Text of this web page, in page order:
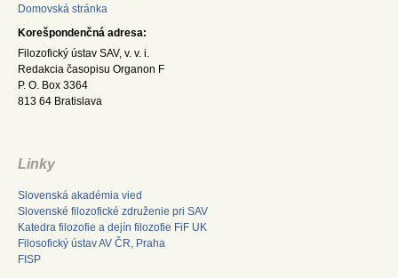
Domovská stránka
Korešpondenčná adresa:
Filozofický ústav SAV, v. v. i.
Redakcia časopisu Organon F
P. O. Box 3364
813 64 Bratislava
Linky
Slovenská akadémia vied
Slovenské filozofické združenie pri SAV
Katedra filozofie a dejín filozofie FiF UK
Filosofický ústav AV ČR, Praha
FISP